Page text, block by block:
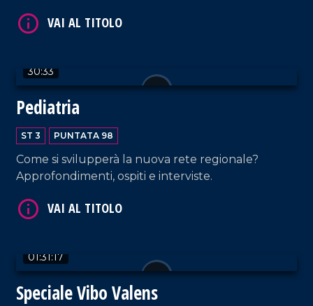
30:33
Pediatria
ST 3 PUNTATA 98
Come si svilupperà la nuova rete regionale?
Approfondimenti, ospiti e interviste.
01:31:17
Speciale Vibo Valens